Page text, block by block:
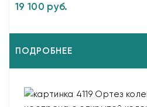
19 100 руб.
ПОДРОБНЕЕ